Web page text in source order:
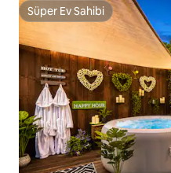
Süper Ev Sahibi
Süper Ev Sahibi